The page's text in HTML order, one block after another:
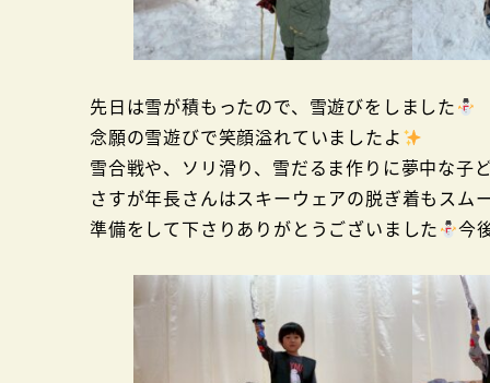
先日は雪が積もったので、雪遊びをしました
念願の雪遊びで笑顔溢れていましたよ
雪合戦や、ソリ滑り、雪だるま作りに夢中な子
さすが年長さんはスキーウェアの脱ぎ着もスム
準備をして下さりありがとうございました
今